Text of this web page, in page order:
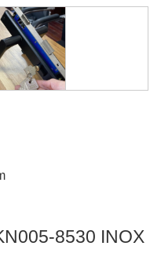
8530 INOX